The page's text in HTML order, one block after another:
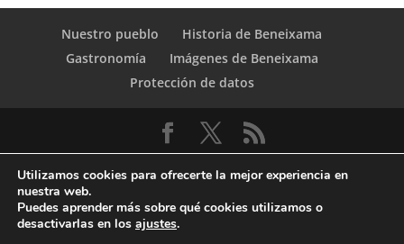
Nuestro pueblo
Historia de Beneixama
Gastronomía
Imágenes de Beneixama
Protección de datos
© Copyright Servicio de Informática y
Utilizamos cookies para ofrecerte la mejor experiencia en
nuestra web.
Puedes aprender más sobre qué cookies utilizamos o
desactivarlas en los ajustes.